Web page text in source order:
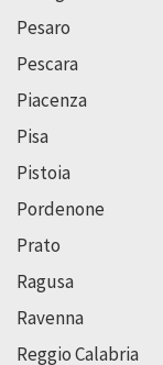
Pesaro
Pescara
Piacenza
Pisa
Pistoia
Pordenone
Prato
Ragusa
Ravenna
Reggio Calabria